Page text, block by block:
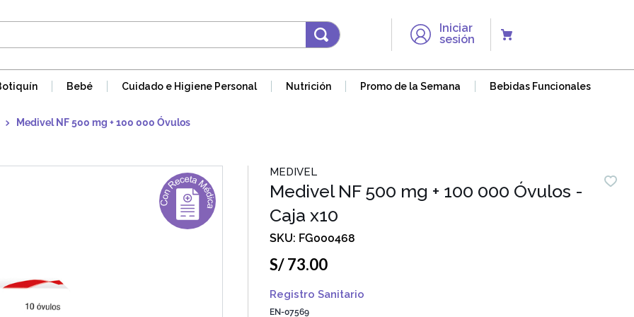
Iniciar
sesión
Bebé Cuidado e Higiene Personal Nutrición Promo de la Semana Bebidas Funcionales
Medivel NF 500 mg + 100 000 Óvulos
MEDIVEL
Medivel NF 500 mg + 100 000 Óvulos -
Caja x10
FG000468
S/73.00
Registro Sanitario
EN-07569